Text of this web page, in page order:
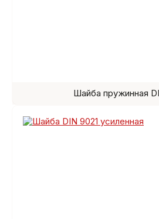
Шайба пружинная